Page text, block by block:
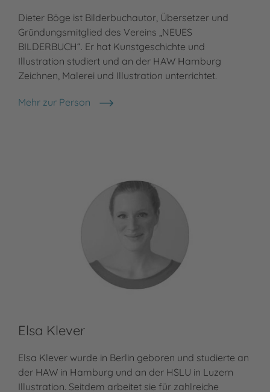
Dieter Böge ist Bilderbuchautor, Übersetzer und
Gründungsmitglied des Vereins „NEUES
BILDERBUCH“. Er hat Kunstgeschichte und
Illustration studiert und an der HAW Hamburg
Zeichnen, Malerei und Illustration unterrichtet.
Mehr zur Person
Dieter Böge
Elsa Klever
Elsa Klever wurde in Berlin geboren und studierte an
der HAW in Hamburg und an der HSLU in Luzern
Illustration. Seitdem arbeitet sie für zahlreiche